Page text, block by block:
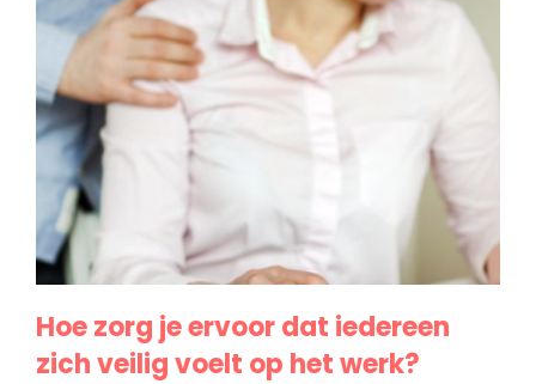
Hoe zorg je ervoor dat iedereen
zich veilig voelt op het werk?
Hoe zorg je ervoor dat iedereen
zich veilig voelt op het werk?